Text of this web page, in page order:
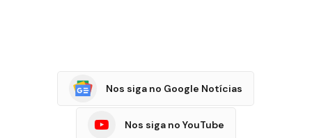
Nos siga no Google Notícias
Nos siga no YouTube